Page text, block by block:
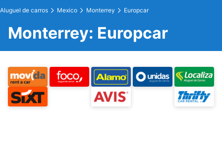
Aluguel de carros Mexico Monterrey Europcar
Monterrey: Europcar